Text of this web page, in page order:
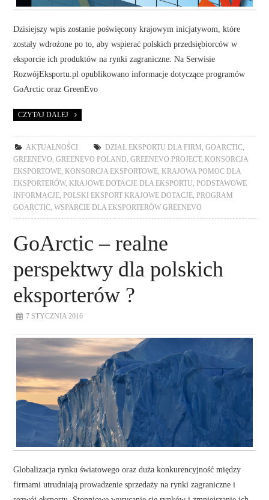
Dzisiejszy wpis zostanie poświęcony krajowym inicjatywom, które
zostały wdrożone po to, aby wspierać polskich przedsiębiorców w
eksporcie ich produktów na rynki zagraniczne. Na Serwisie
RozwójEksportu.pl opublikowano informacje dotyczące programów
GoArctic oraz GreenEvo
CZYTAJ DALEJ
AKTUALNOŚCI DZIAŁ EKSPORTU DLA FIRM ,GOARCTIC
GREENEVO ,GREENEVO POLAND ,GREENEVO PROJECT, KONSORCJA
EKSPORTOWE
KONSORCJA EKSPORTOWE
KRAJOWA POMOC DLA
EKSPORTERÓW, KRAJOWE DOTACJE DLA EKSPORTU
PODSTAWOWE
INFORMACJE
POLSKI EKSPORT KRAJOWE DOTACJE
PROGRAM
GOARCTIC WSPARCIE DLA EKSPORTERÓW GREENEVO
GoArctic – realne
perspektwy dla polskich
eksporterów ?
7 STYCZNIA 2016
Globalizacja rynku światowego oraz duża konkurencyjność między
firmami utrudniają prowadzenie sprzedaży na rynki zagraniczne i